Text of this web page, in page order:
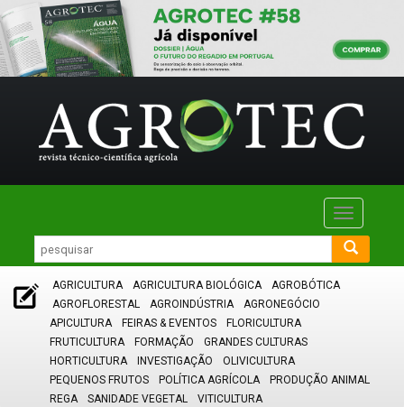
Toggle
AGRICULTURA AGRICULTURA BIOLÓGICA
AGROBÓTICA
AGROFLORESTAL
AGROINDÚSTRIA
AGRONEGÓCIO
APICULTURA
FEIRAS & EVENTOS
FLORICULTURA
FRUTICULTURA
FORMAÇÃO
GRANDES CULTURAS
HORTICULTURA
INVESTIGAÇÃO
OLIVICULTURA
PEQUENOS FRUTOS
POLÍTICA AGRÍCOLA
PRODUÇÃO ANIMAL
REGA
SANIDADE VEGETAL VITICULTURA